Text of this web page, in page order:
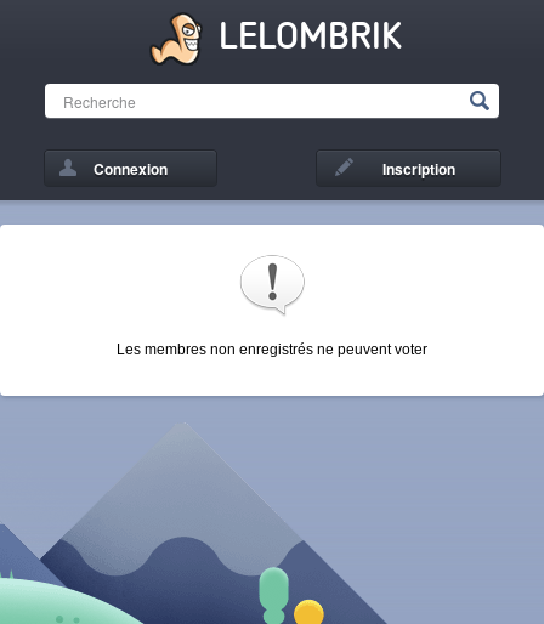
LELOMBRIK
Connexion Inscription
Les membres non enregistrés ne peuvent voter